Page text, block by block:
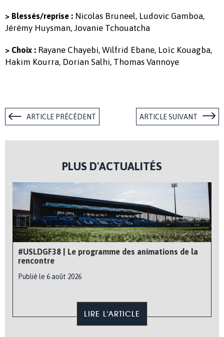
> Blessés/reprise : Nicolas Bruneel, Ludovic Gamboa,
Jérémy Huysman, Jovanie Tchouatcha
> Choix : Rayane Chayebi, Wilfrid Ebane, Loïc Kouagba,
Hakim Kourra, Dorian Salhi, Thomas Vannoye
ARTICLE PRÉCÉDENT ARTICLE SUIVANT
PLUS D'ACTUALITÉS
#USLDGF38 | Le programme des animations de la
rencontre
Publié le 6 août 2026
LIRE L'ARTICLE